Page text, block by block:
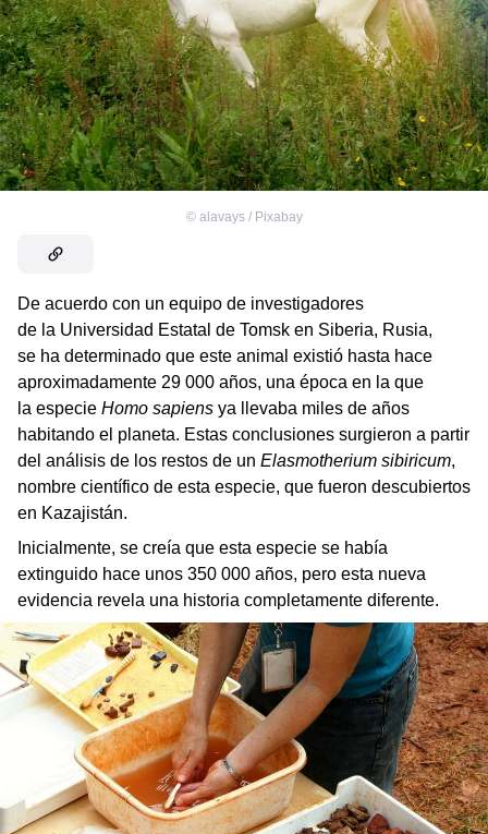
© alavays / Pixabay
De acuerdo con un equipo de investigadores
de la Universidad Estatal de Tomsk en Siberia, Rusia,
se ha determinado que este animal existió hasta hace
aproximadamente 29 000 años, una época en la que
la especie Homo sapiens ya llevaba miles de años
habitando el planeta. Estas conclusiones surgieron a partir
del análisis de los restos de un Elasmotherium sibiricum,
nombre científico de esta especie, que fueron descubiertos
en Kazajistán.
Inicialmente, se creía que esta especie se había
extinguido hace unos 350 000 años, pero esta nueva
evidencia revela una historia completamente diferente.